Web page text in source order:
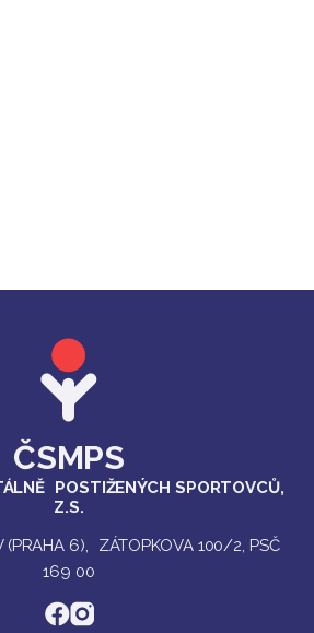
ČSMPS
POSTIŽENÝCH SPORTOVCŮ,
Z.S.
(PRAHA 6), ZÁTOPKOVA 100/2, PSČ
169 00